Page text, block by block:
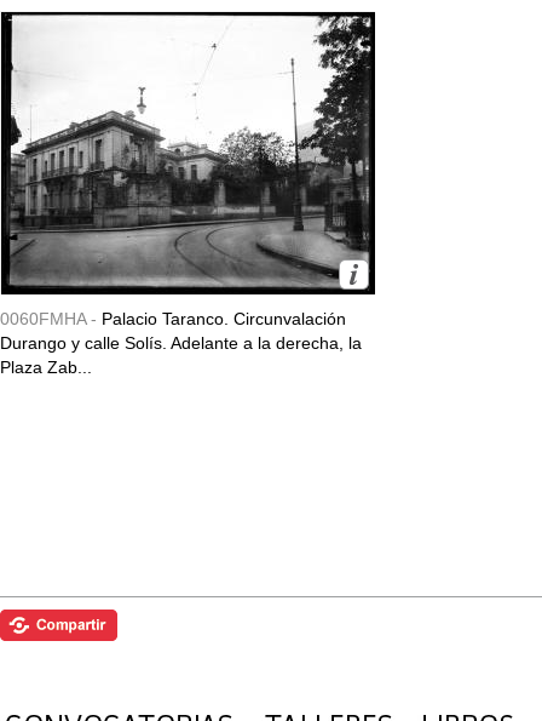
0060FMHA - Palacio Taranco. Circunvalación
Durango y calle Solís. Adelante a la derecha, la
Plaza Zab...